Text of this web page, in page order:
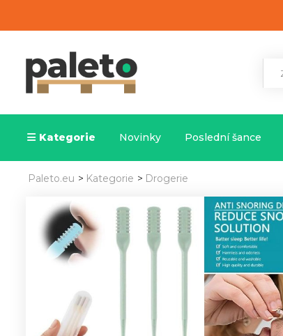
Kategorie Novinky Poslední šance
Paleto.eu > Kategorie > Drogerie